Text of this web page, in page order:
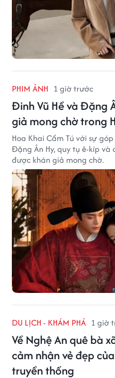
PHIM ẢNH 1 giờ trước
Đinh Vũ Hề và Đặng
giả mong chờ trong
Hoa Khai Cẩm Tú với sự
Đặng Ân Hy, quy tụ ê-kíp
được khán giả mong chờ.
DU LỊCH - KHÁM PHÁ 1 giờ
Về Nghệ An quê bà
cảm nhận vẻ đẹp
truyền thống